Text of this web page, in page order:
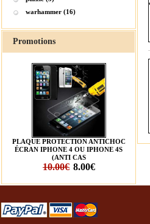
warhammer (16)
Promotions
PLAQUE PROTECTION ANTICHOC
ÉCRAN IPHONE 4 OU IPHONE 4S
(ANTI CAS
10.00€ 8.00€